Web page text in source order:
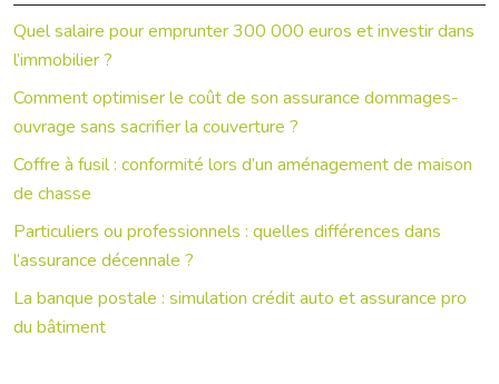
Quel salaire pour emprunter 300 000 euros et investir dans
l’immobilier ?
Comment optimiser le coût de son assurance dommages-
ouvrage sans sacrifier la couverture ?
Coffre à fusil : conformité lors d’un aménagement de maison
de chasse
Particuliers ou professionnels : quelles différences dans
l’assurance décennale ?
La banque postale : simulation crédit auto et assurance pro
du bâtiment